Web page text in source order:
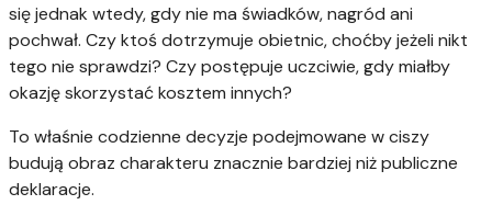
się jednak wtedy, gdy nie ma świadków, nagród ani
pochwał. Czy ktoś dotrzymuje obietnic, choćby jeżeli nikt
tego nie sprawdzi? Czy postępuje uczciwie, gdy miałby
okazję skorzystać kosztem innych?
To właśnie codzienne decyzje podejmowane w ciszy
budują obraz charakteru znacznie bardziej niż publiczne
deklaracje.